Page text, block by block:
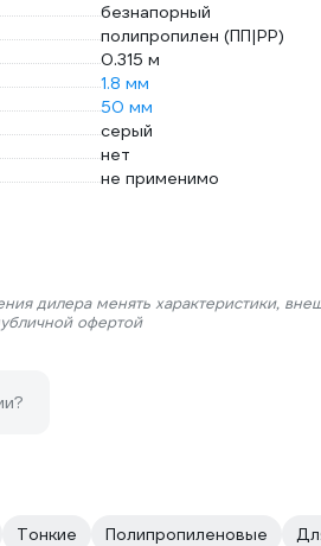
безнапорный
полипропилен (ПП|PP)
0.315 м
1.8 мм
50 мм
серый
нет
не применимо
дилера менять характеристики,
офертой
Тонкие Полипропиленовые